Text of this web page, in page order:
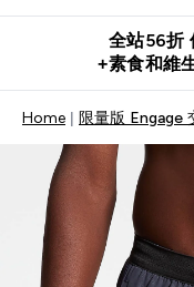
全站56折
+素食和維
Home 限量版 Engage